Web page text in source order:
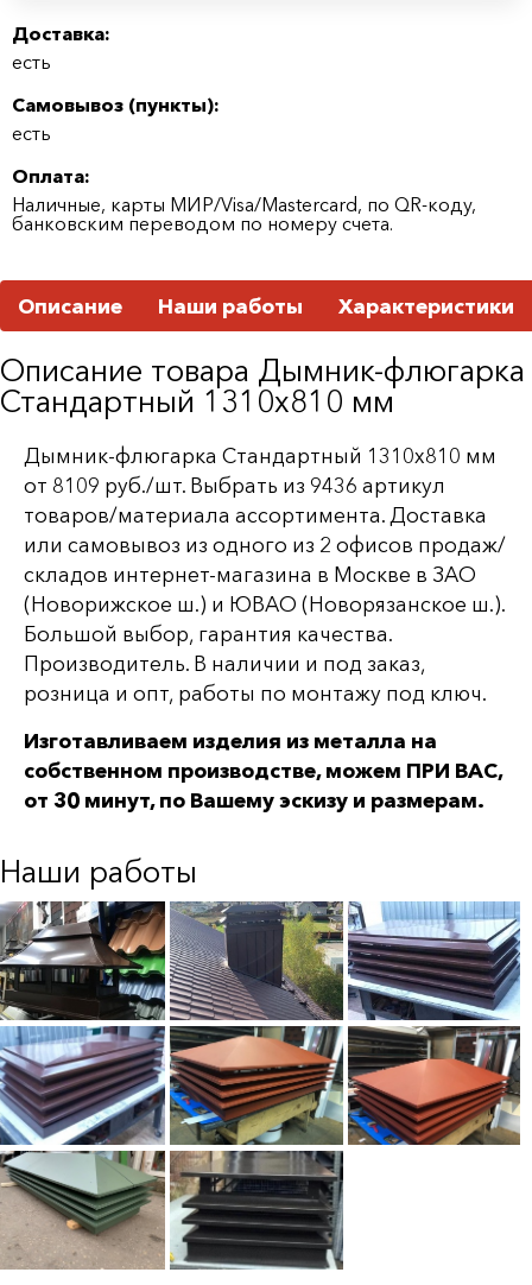
Доставка:
есть
Самовывоз (пункты):
есть
Оплата:
Наличные, карты МИР/Visa/Mastercard, по QR-коду,
банковским переводом по номеру счета.
Описание Наши работы Характеристики
Описание товара Дымник-флюгарка
Стандартный 1310х810 мм
Дымник-флюгарка Стандартный 1310х810 мм
от 8109 руб./шт. Выбрать из 9436 артикул
товаров/материала ассортимента. Доставка
или самовывоз из одного из 2 офисов продаж/
складов интернет-магазина в Москве в ЗАО
(Новорижское ш.) и ЮВАО (Новорязанское ш.).
Большой выбор, гарантия качества.
Производитель. В наличии и под заказ,
розница и опт, работы по монтажу под ключ.
Изготавливаем изделия из металла на
собственном производстве, можем ПРИ ВАС,
от 30 минут, по Вашему эскизу и размерам.
Наши работы